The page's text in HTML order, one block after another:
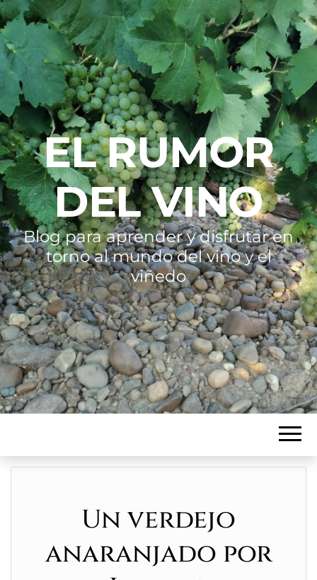
EL RUMOR
DEL VINO
Blog para aprender y disfrutar en
torno al mundo del vino y el
viñedo
Un verdejo
anaranjado por